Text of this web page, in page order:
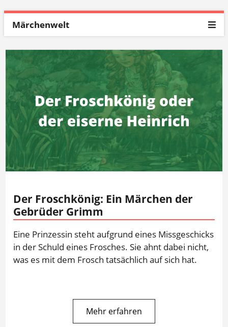
Märchenwelt
Der Froschkönig: Ein Märchen der
Gebrüder Grimm
Eine Prinzessin steht aufgrund eines Missgeschicks
in der Schuld eines Frosches. Sie ahnt dabei nicht,
was es mit dem Frosch tatsächlich auf sich hat.
Mehr erfahren